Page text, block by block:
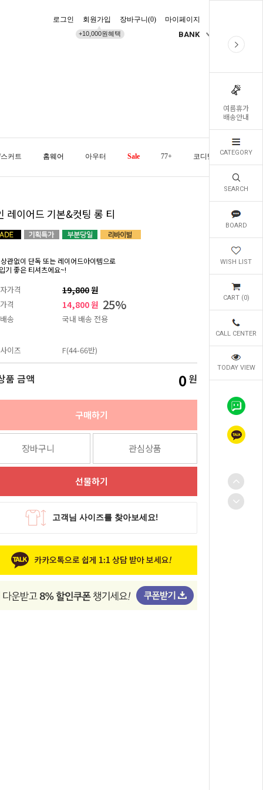
여름휴가
배송안내
CATEGORY
SEARCH
BOARD
WISH LIST
CART (0)
CALL CENTER
TODAY VIEW
로그인 회원가입
+10,000원혜택
장바구니(0) 마이페이지
BANK
커트 홈웨어 아우터 Sale 77+ 코디템 오늘발송
레이어드 기본&컷팅 롱 티
관없이 단독 또는 레이어드아이템으로
기 좋은 티셔츠에요~!
가격 19,800원
격 14,800 원 25%
송 국내 배송 전용
이즈 F(44-66반)
품 금액 0 원
구매하기
장바구니 관심상품
선물하기